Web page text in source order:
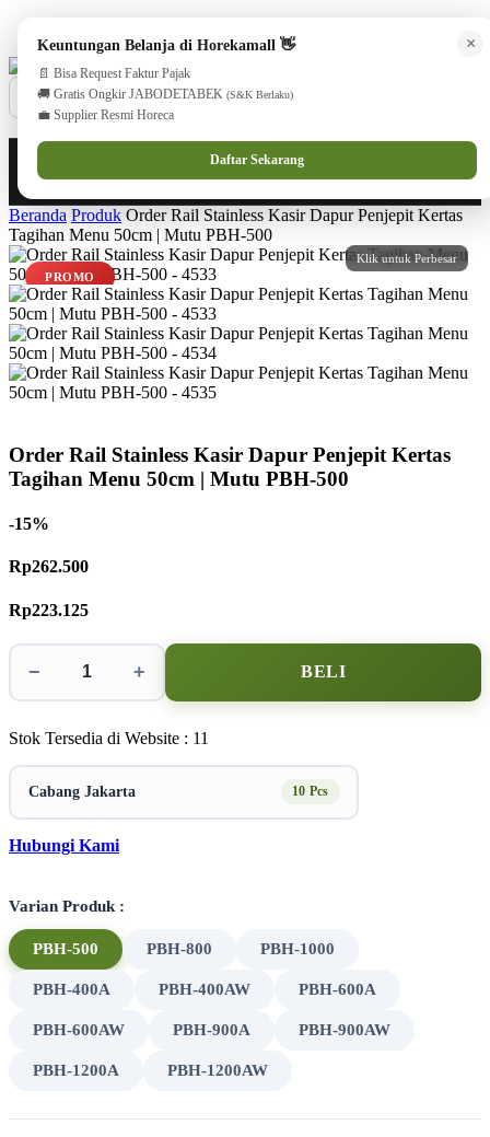
08551688000 (Customer Care)
×
Keuntungan Belanja di Horekamall 👋
📄 Bisa Request Faktur Pajak
🚚 Gratis Ongkir JABODETABEK (S&K Berlaku)
💼 Supplier Resmi Horeca
Daftar Sekarang
Beranda Produk Order Rail Stainless Kasir Dapur Penjepit Kertas
Tagihan Menu 50cm | Mutu PBH-500
PROMO
Order Rail Stainless Kasir Dapur Penjepit Kertas
Tagihan Menu 50cm | Mutu PBH-500
-15%
Rp262.500
Rp223.125
− + BELI
Stok Tersedia di Website : 11
Cabang Jakarta 10 Pcs
Hubungi Kami
Varian Produk :
PBH-500 PBH-800 PBH-1000
PBH-400A PBH-400AW PBH-600A
PBH-600AW PBH-900A PBH-900AW
PBH-1200A PBH-1200AW